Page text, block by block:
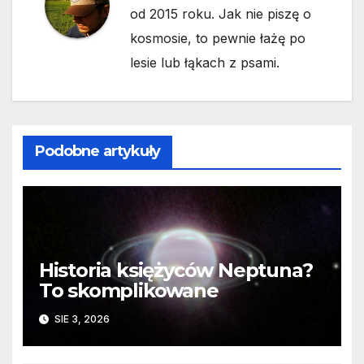
od 2015 roku. Jak nie piszę o
kosmosie, to pewnie łażę po
lesie lub łąkach z psami.
Podobne artykuły
Historia księżyców Neptuna?
To skomplikowane
SIE 3, 2026